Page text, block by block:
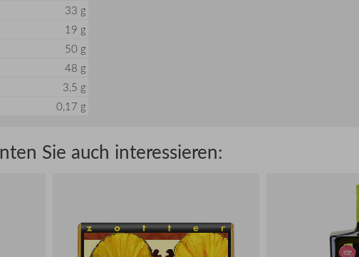
33 g
19 g
50 g
48 g
3,5 g
0,17 g
Sie auch interessieren: